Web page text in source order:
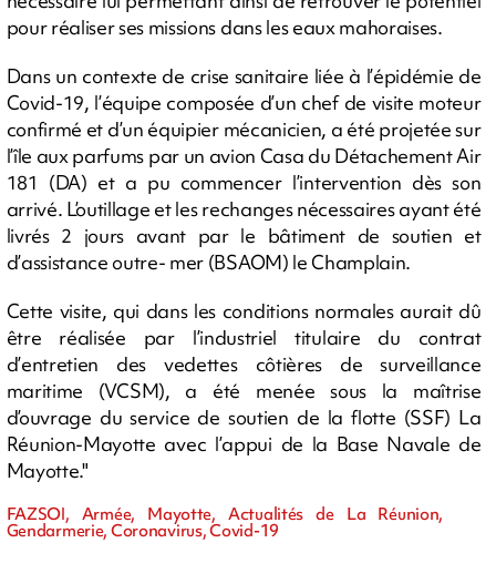
pour réaliser ses missions dans les eaux mahoraises.
Dans un contexte de crise sanitaire liée à l’épidémie de
Covid-19, l’équipe composée d’un chef de visite moteur
confirmé et d’un équipier mécanicien, a été projetée sur
l’île aux parfums par un avion Casa du Détachement Air
181 (DA) et a pu commencer l’intervention dès son
arrivé. L’outillage et les rechanges nécessaires ayant été
livrés 2 jours avant par le bâtiment de soutien et
d’assistance outre- mer (BSAOM) le Champlain.
Cette visite, qui dans les conditions normales aurait dû
être réalisée par l’industriel titulaire du contrat
d’entretien des vedettes côtières de surveillance
maritime (VCSM), a été menée sous la maîtrise
d’ouvrage du service de soutien de la flotte (SSF) La
Réunion-Mayotte avec l’appui de la Base Navale de
Mayotte."
FAZSOI, Armée, Mayotte, Actualités de La Réunion,
Gendarmerie, Coronavirus, Covid-19